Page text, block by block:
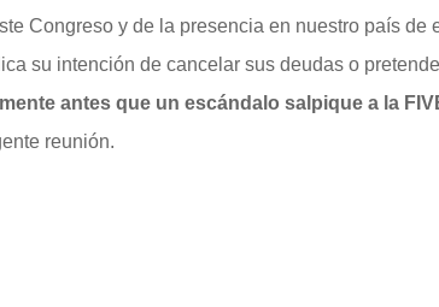
Congreso y de la presencia en nuestro país de
su intención de cancelar sus deudas o
antes que un escándalo salpique a la
reunión.